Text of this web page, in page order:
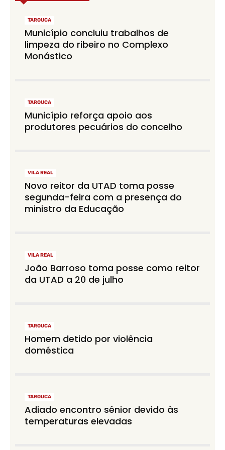
TAROUCA
Município concluiu trabalhos de
limpeza do ribeiro no Complexo
Monástico
TAROUCA
Município reforça apoio aos
produtores pecuários do concelho
VILA REAL
Novo reitor da UTAD toma posse
segunda-feira com a presença do
ministro da Educação
VILA REAL
João Barroso toma posse como reitor
da UTAD a 20 de julho
TAROUCA
Homem detido por violência
doméstica
TAROUCA
Adiado encontro sénior devido às
temperaturas elevadas